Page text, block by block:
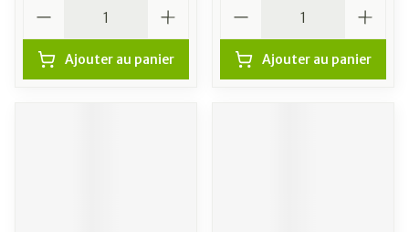
Ajouter au panier Ajouter au panier